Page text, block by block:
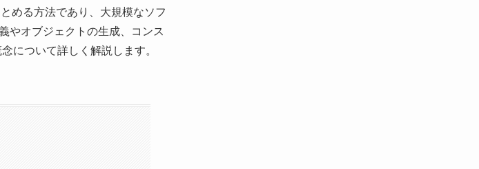
める方法であり、大規模なソフ
やオブジェクトの生成、コンス
について詳しく解説します。